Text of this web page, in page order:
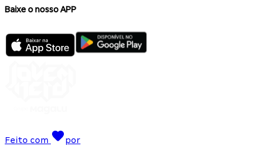
Baixe o nosso APP
Feito com
por